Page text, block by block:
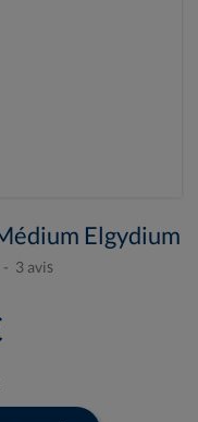
Elgydium
- 3 avis